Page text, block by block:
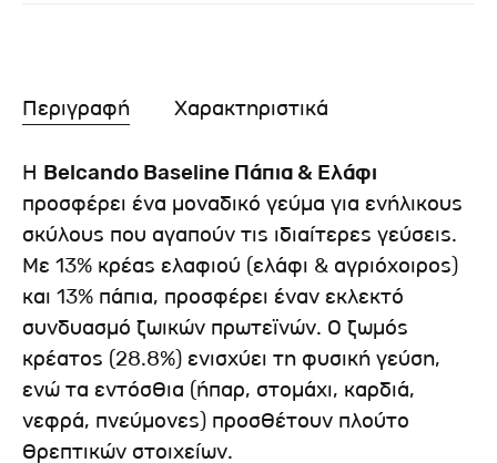
Περιγραφή Χαρακτηριστικά
Η Belcando Baseline Πάπια & Ελάφι
προσφέρει ένα μοναδικό γεύμα για ενήλικους
σκύλους που αγαπούν τις ιδιαίτερες γεύσεις.
Με 13% κρέας ελαφιού (ελάφι & αγριόχοιρος)
και 13% πάπια, προσφέρει έναν εκλεκτό
συνδυασμό ζωικών πρωτεϊνών. Ο ζωμός
κρέατος (28.8%) ενισχύει τη φυσική γεύση,
ενώ τα εντόσθια (ήπαρ, στομάχι, καρδιά,
νεφρά, πνεύμονες) προσθέτουν πλούτο
θρεπτικών στοιχείων.